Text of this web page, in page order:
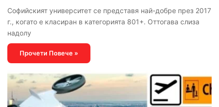
Софийският университет се представя най-добре през 2017
г., когато е класиран в категорията 801+. Оттогава слиза
надолу
Прочети Повече »